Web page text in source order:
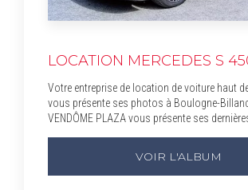
LOCATION MERCEDES S
Votre entreprise de location de voiture haut
vous présente ses photos à Boulogne-
VENDÔME PLAZA vous présente ses
VOIR L'ALBUM